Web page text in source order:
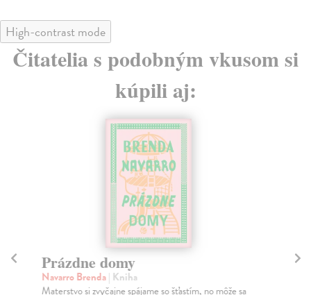
High-contrast mode
Čitatelia s podobným vkusom si
kúpili aj:
Prázdne domy
Navarro Brenda| Kniha
Materstvo si zvyčajne spájame so šťastím, no môže sa